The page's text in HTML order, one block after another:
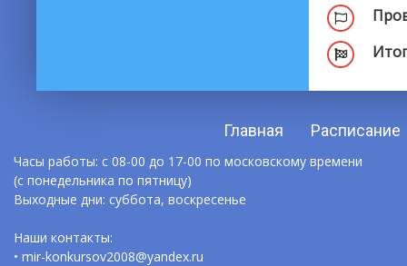
Главная Расписание
Часы работы: с 08-00 до 17-00 по московскому времени
(с понедельника по пятницу)
Выходные дни: суббота, воскресенье
Наши контакты:
• mir-konkursov2008@yandex.ru